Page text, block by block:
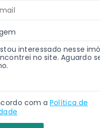
com a Política de